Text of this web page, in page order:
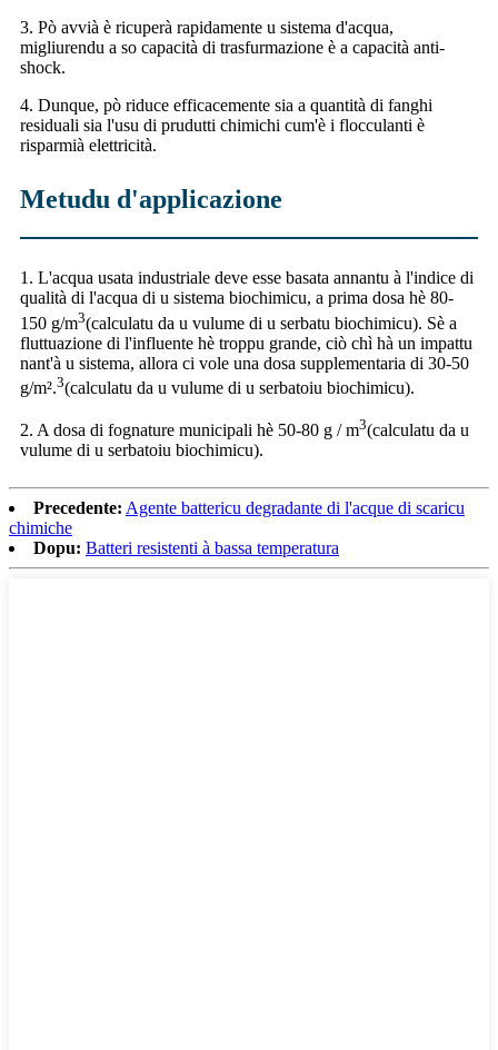
3. Pò avvià è ricuperà rapidamente u sistema d'acqua,
migliurendu a so capacità di trasfurmazione è a capacità anti-
shock.
4. Dunque, pò riduce efficacemente sia a quantità di fanghi
residuali sia l'usu di prudutti chimichi cum'è i flocculanti è
risparmià elettricità.
Metudu d'applicazione
1. L'acqua usata industriale deve esse basata annantu à l'indice di
qualità di l'acqua di u sistema biochimicu, a prima dosa hè 80-
150 g/m3(calculatu da u vulume di u serbatu biochimicu). Sè a
fluttuazione di l'influente hè troppu grande, ciò chì hà un impattu
nant'à u sistema, allora ci vole una dosa supplementaria di 30-50
g/m².3(calculatu da u vulume di u serbatoiu biochimicu).
2. A dosa di fognature municipali hè 50-80 g / m3(calculatu da u
vulume di u serbatoiu biochimicu).
Precedente: Agente battericu degradante di l'acque di scaricu
chimiche
Dopu: Batteri resistenti à bassa temperatura